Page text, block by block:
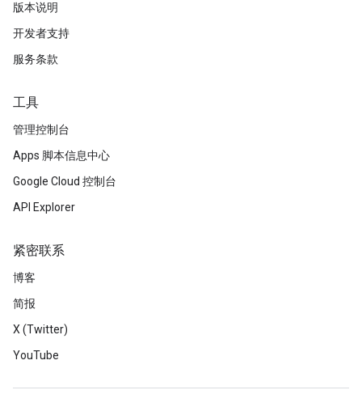
版本说明
开发者支持
服务条款
工具
管理控制台
Apps 脚本信息中心
Google Cloud 控制台
API Explorer
紧密联系
博客
简报
X (Twitter)
YouTube